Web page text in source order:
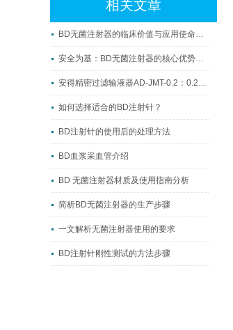
相关文章
BD无菌注射器的临床价值与应用使命解读
安全为基：BD无菌注射器的核心优势解析
安得精密过滤输液器AD-JMT-0.2：0.2μm超微过滤，临床静脉输注安全优选
如何选择适合的BD注射针？
BD注射针的使用后的处理方法
BD血浆采血管介绍
BD 无菌注射器材质及使用指南分析
简析BD无菌注射器的生产步骤
一文解析无菌注射器使用的要求
BD注射针刚性测试的方法步骤